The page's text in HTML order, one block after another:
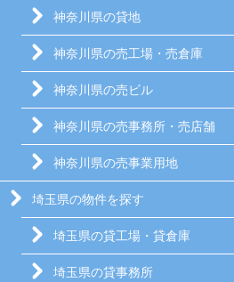
神奈川県の貸地
神奈川県の売工場・売倉庫
神奈川県の売ビル
神奈川県の売事務所・売店舗
神奈川県の売事業用地
埼玉県の物件を探す
埼玉県の貸工場・貸倉庫
埼玉県の貸事務所